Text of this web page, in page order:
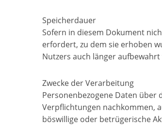
Speicherdauer
Sofern in diesem Dokument
erfordert, zu dem sie erhoben
Nutzers auch länger aufbewahrt
Zwecke der Verarbeitung
Personenbezogene Daten
Verpflichtungen nachkommen,
böswillige oder betrügerische